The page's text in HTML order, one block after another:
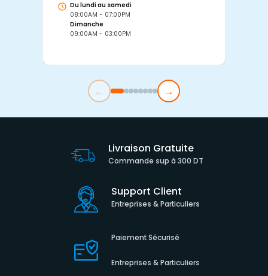
Du lundi au samedi
08:00AM - 07:00PM
Dimanche
09:00AM - 03:00PM
← →
Livraison Gratuite
Commande sup à 300 DT
Support Client
Entreprises & Particuliers
Paiement Sécurisé
Entreprises & Particuliers